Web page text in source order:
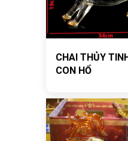
CHAI THỦY
CON HỔ